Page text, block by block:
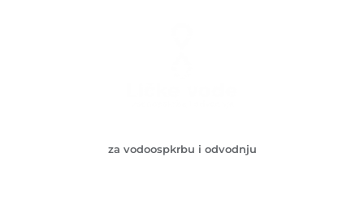
za vodoospkrbu i odvodnju